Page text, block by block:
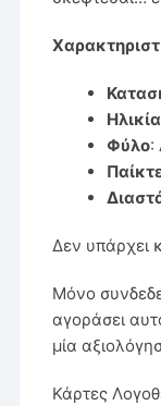
Ηλικία
Φύλο:
Δεν υπάρχει
Μόνο
αγοράσει
μία
Κάρτες